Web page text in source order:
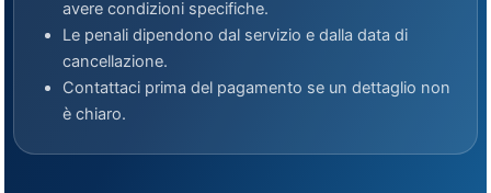
avere condizioni specifiche.
Le penali dipendono dal servizio e dalla data di
cancellazione.
Contattaci prima del pagamento se un dettaglio non
è chiaro.